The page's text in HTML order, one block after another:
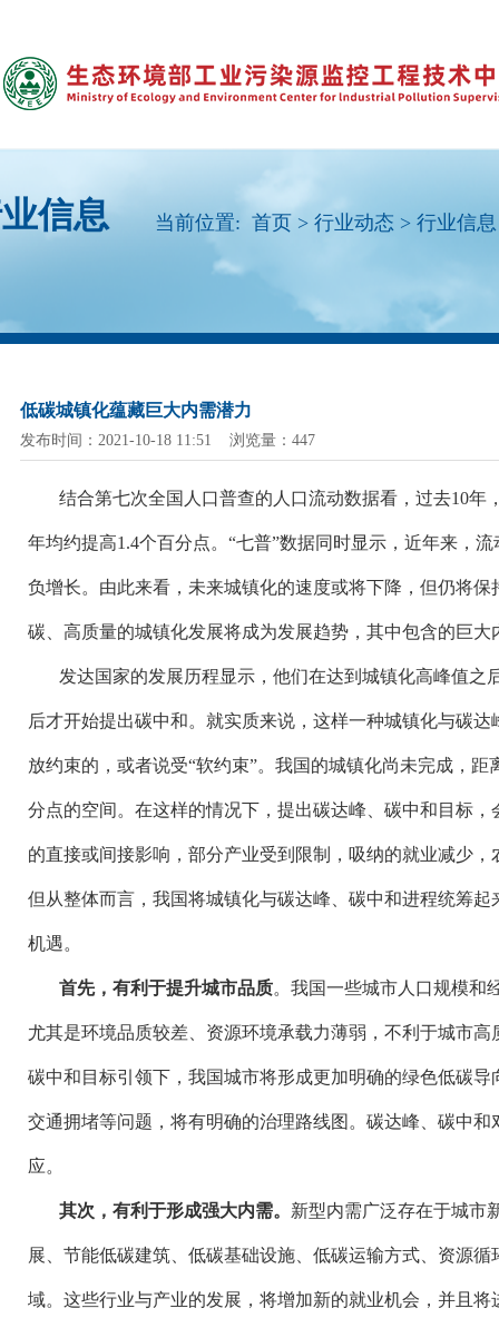
信息 当前位置: 首页 > 行业动态 > 行业信息
低碳城镇化蕴藏巨大内需潜力
发布时间：2021-10-18 11:51 浏览量：447
结合第七次全国人口普查的人口流动数据看，过去10年
年均约提高1.4个百分点。“七普”数据同时显示，近年来，
负增长。由此来看，未来城镇化的速度或将下降，但仍将
碳、高质量的城镇化发展将成为发展趋势，其中包含的巨大
发达国家的发展历程显示，他们在达到城镇化高峰值之
后才开始提出碳中和。就实质来说，这样一种城镇化与碳
放约束的，或者说受“软约束”。我国的城镇化尚未完成，
分点的空间。在这样的情况下，提出碳达峰、碳中和目标
的直接或间接影响，部分产业受到限制，吸纳的就业减少
但从整体而言，我国将城镇化与碳达峰、碳中和进程统筹
机遇。
首先，有利于提升城市品质。我国一些城市人口规模和
尤其是环境品质较差、资源环境承载力薄弱，不利于城市
碳中和目标引领下，我国城市将形成更加明确的绿色低碳导
交通拥堵等问题，将有明确的治理路线图。碳达峰、碳中
应。
其次，有利于形成强大内需。 新型内需广泛存在于城市
展、节能低碳建筑、低碳基础设施、低碳运输方式、资源
域。这些行业与产业的发展，将增加新的就业机会，并且